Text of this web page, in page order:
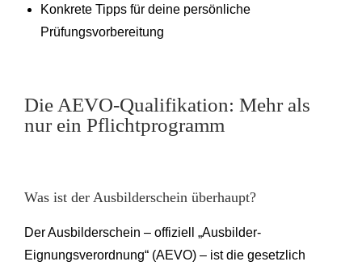
Konkrete Tipps für deine persönliche
Prüfungsvorbereitung
Die AEVO-Qualifikation: Mehr als
nur ein Pflichtprogramm
Was ist der Ausbilderschein überhaupt?
Der Ausbilderschein – offiziell „Ausbilder-
Eignungsverordnung“ (AEVO) – ist die gesetzlich